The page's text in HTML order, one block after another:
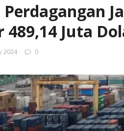
Perdagangan
489,14 Juta
2024 0